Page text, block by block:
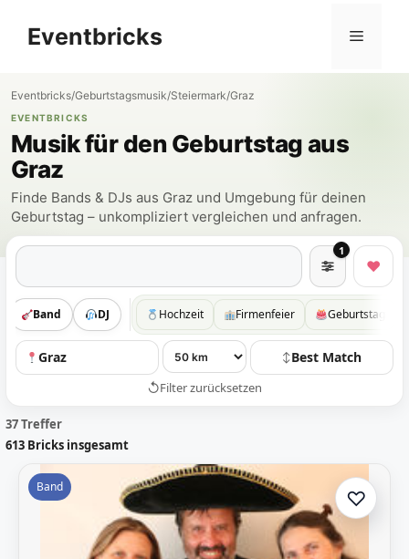
InhaltEventbricks Menü
Eventbricks/Geburtstagsmusik/Steiermark/Graz
EVENTBRICKS
Musik für den Geburtstag aus
Graz
Finde Bands & DJs aus Graz und Umgebung für deinen
Geburtstag – unkompliziert vergleichen und anfragen.
Suchen 1
♥
Band DJ Hochzeit Firmenfeier Geburtstag
Graz ↕Best Match
↺Filter zurücksetzen
37 Treffer
613 Bricks insgesamt
Band ♡Zur